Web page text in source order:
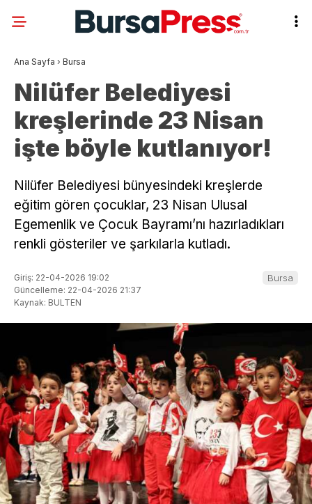
Ana Sayfa › Bursa
Nilüfer Belediyesi
kreşlerinde 23 Nisan
işte böyle kutlanıyor!
Nilüfer Belediyesi bünyesindeki kreşlerde
eğitim gören çocuklar, 23 Nisan Ulusal
Egemenlik ve Çocuk Bayramı’nı hazırladıkları
renkli gösteriler ve şarkılarla kutladı.
Giriş: 22-04-2026 19:02
Güncelleme: 22-04-2026 21:37
Kaynak: BULTEN
Bursa